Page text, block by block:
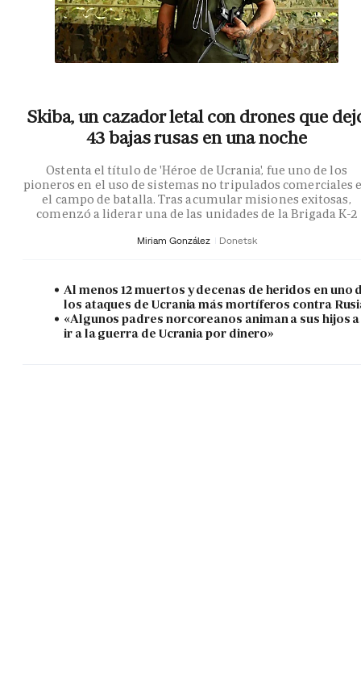
Skiba, un cazador letal con drones que
43 bajas rusas en una noche
Ostenta el título de 'Héroe de Ucrania', fue uno de los
pioneros en el uso de sistemas no tripulados comerciales
el campo de batalla. Tras acumular misiones exitosas,
comenzó a liderar una de las unidades de la Brigada K-2
Miriam González Donetsk
Al menos 12 muertos y decenas de heridos en uno
los ataques de Ucrania más mortíferos contra
«Algunos padres norcoreanos animan a sus hijos a
ir a la guerra de Ucrania por dinero»